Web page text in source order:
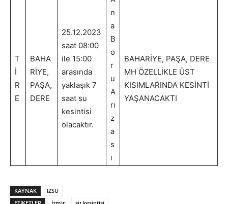
T
İ
R
E
BAHA
RİYE,
PAŞA,
DERE
25.12.2023
saat 08:00
ile 15:00
arasında
yaklaşık 7
saat su
kesintisi
olacaktır.
n
a
B
o
r
u
A
rı
z
a
s
ı
BAHARİYE, PAŞA, DERE
MH ÖZELLİKLE ÜST
KISIMLARINDA KESİNTİ
YAŞANACAKTI
KAYNAK
İZSU